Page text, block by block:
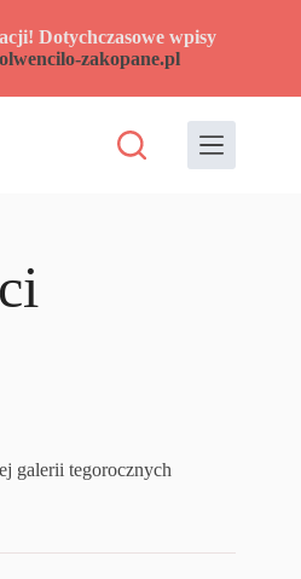
Dotychczasowe wpisy
zakopane.pl
galerii tegorocznych